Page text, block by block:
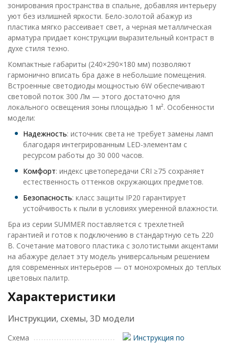
зонирования пространства в спальне, добавляя интерьеру
уют без излишней яркости. Бело-золотой абажур из
пластика мягко рассеивает свет, а черная металлическая
арматура придает конструкции выразительный контраст в
духе стиля техно.
Компактные габариты (240×290×180 мм) позволяют
гармонично вписать бра даже в небольшие помещения.
Встроенные светодиоды мощностью 6W обеспечивают
световой поток 300 Лм — этого достаточно для
локального освещения зоны площадью 1 м². Особенности
модели:
Надежность: источник света не требует замены ламп
благодаря интегрированным LED-элементам с
ресурсом работы до 30 000 часов.
Комфорт: индекс цветопередачи CRI ≥75 сохраняет
естественность оттенков окружающих предметов.
Безопасность: класс защиты IP20 гарантирует
устойчивость к пыли в условиях умеренной влажности.
Бра из серии SUMMER поставляется с трехлетней
гарантией и готов к подключению в стандартную сеть 220
В. Сочетание матового пластика с золотистыми акцентами
на абажуре делает эту модель универсальным решением
для современных интерьеров — от монохромных до теплых
цветовых палитр.
Характеристики
Инструкции, схемы, 3D модели
Схема
Инструкция по